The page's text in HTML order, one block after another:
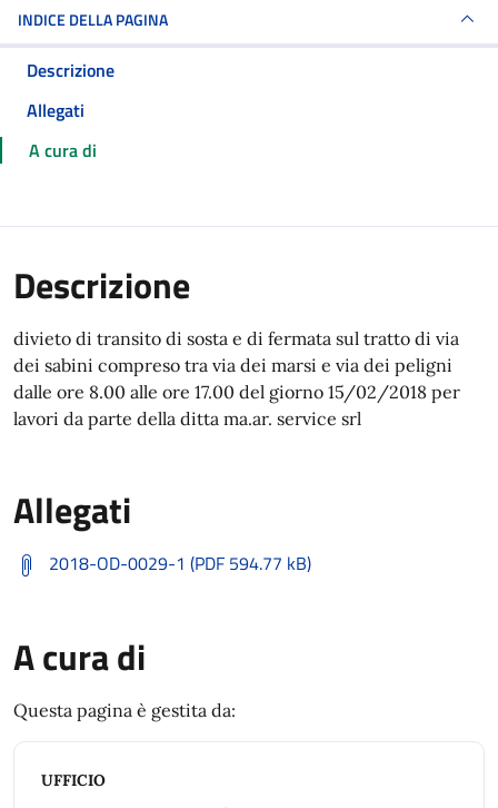
INDICE DELLA PAGINA
Descrizione
Allegati
A cura di
Descrizione
divieto di transito di sosta e di fermata sul tratto di via
dei sabini compreso tra via dei marsi e via dei peligni
dalle ore 8.00 alle ore 17.00 del giorno 15/02/2018 per
lavori da parte della ditta ma.ar. service srl
Allegati
2018-OD-0029-1 (PDF 594.77 kB)
A cura di
Questa pagina è gestita da:
UFFICIO